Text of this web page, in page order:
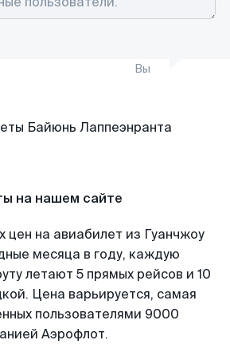
Вы
на нашем сайте
цен на авиабилет из Гуанчжоу
месяца в году, каждую
летают 5 прямых рейсов и 10
Цена варьируется, самая
пользователями 9000
Аэрофлот.